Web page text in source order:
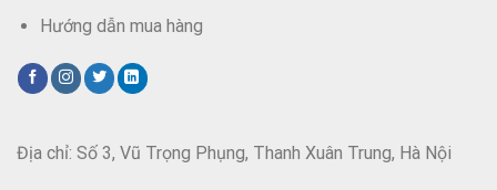
Địa chỉ: Số 3, Vũ Trọng Phụng, Thanh Xuân Trung, Hà Nội
Hướng dẫn mua hàng